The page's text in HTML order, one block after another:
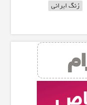
زنگ ایرانی